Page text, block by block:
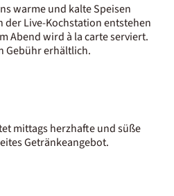
warme und kalte Speisen
der Live-Kochstation entstehen
Abend wird à la carte serviert.
Gebühr erhältlich.
mittags herzhafte und süße
Getränkeangebot.